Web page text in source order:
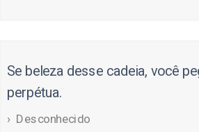
Se beleza desse cadeia, você
perpétua.
Desconhecido